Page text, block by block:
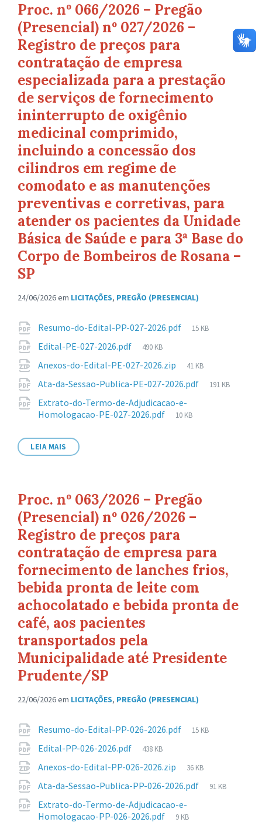
Proc. nº 066/2026 – Pregão
(Presencial) nº 027/2026 –
Registro de preços para
contratação de empresa
especializada para a prestação
de serviços de fornecimento
ininterrupto de oxigênio
medicinal comprimido,
incluindo a concessão dos
cilindros em regime de
comodato e as manutenções
preventivas e corretivas, para
atender os pacientes da Unidade
Básica de Saúde e para 3ª Base do
Corpo de Bombeiros de Rosana –
SP
24/06/2026em LICITAÇÕES, PREGÃO (PRESENCIAL)
Anexos
Resumo-do-Edital-PP-027-2026.pdf
Tamanho
15 KB
Edital-PE-027-2026.pdf
Tamanho
arquivo:
490 KB
Anexos-do-Edital-PE-027-2026.zip
Tamanho
arquivo:
41 KB
Ata-da-Sessao-Publica-PE-027-2026.pdf
Tamanho
191 KB
Extrato-do-Termo-de-Adjudicacao-e-
Homologacao-PE-027-2026.pdf
Tamanho
10 KB
LEIA MAIS
Proc. nº 063/2026 – Pregão
(Presencial) nº 026/2026 –
Registro de preços para
contratação de empresa para
fornecimento de lanches frios,
bebida pronta de leite com
achocolatado e bebida pronta de
café, aos pacientes
transportados pela
Municipalidade até Presidente
Prudente/SP
22/06/2026em LICITAÇÕES, PREGÃO (PRESENCIAL)
Anexos
Resumo-do-Edital-PP-026-2026.pdf
Tamanho
15 KB
Edital-PP-026-2026.pdf
Tamanho
arquivo:
438 KB
Anexos-do-Edital-PP-026-2026.zip
Tamanho
arquivo:
36 KB
Ata-da-Sessao-Publica-PP-026-2026.pdf
Tamanho
91 KB
Extrato-do-Termo-de-Adjudicacao-e-
Homologacao-PP-026-2026.pdf
Tamanho
9 KB